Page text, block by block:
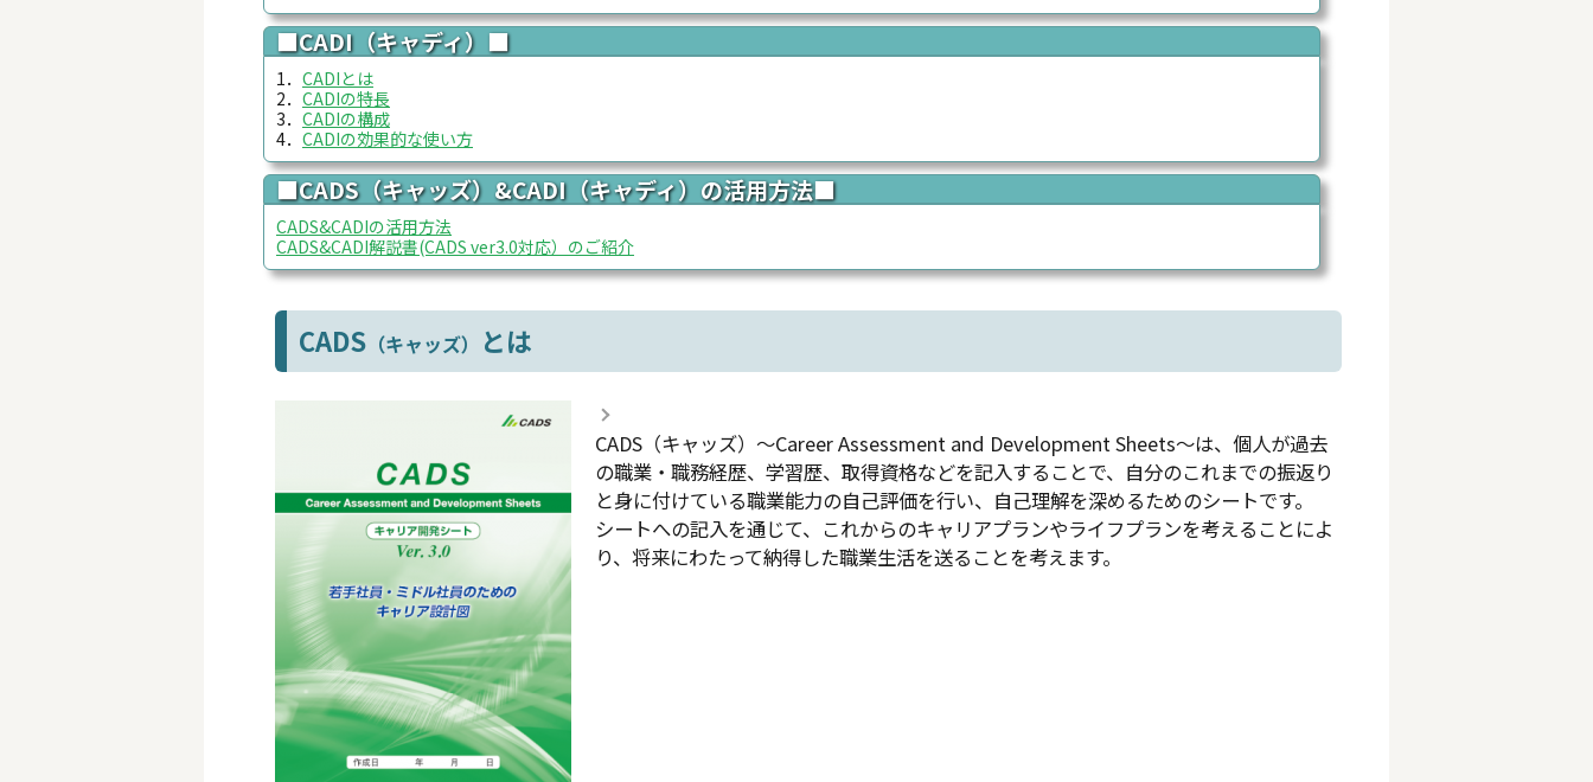
■CADI（キャディ）■
1． CADIとは
2． CADIの特長
3． CADIの構成
4． CADIの効果的な使い方
■CADS（キャッズ）&CADI（キャディ）の活用方法■
CADS&CADIの活用方法
CADS&CADI解説書(CADS ver3.0対応）のご紹介
CADS （キャッズ） とは
CADS（キャッズ）～Career Assessment and Development Sheets～は、個人が過去
の職業・職務経歴、学習歴、取得資格などを記入することで、自分のこれまでの振返り
と身に付けている職業能力の自己評価を行い、自己理解を深めるためのシートです。
シートへの記入を通じて、これからのキャリアプランやライフプランを考えることによ
り、将来にわたって納得した職業生活を送ることを考えます。